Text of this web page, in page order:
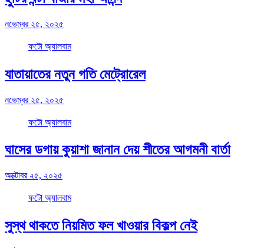
নভেম্বর ২৫, ২০২৫
ফটো অ্যালবাম
যাতায়াতের নতুন গতি মেট্রোরেল
নভেম্বর ২৫, ২০২৫
ফটো অ্যালবাম
ঘাসের ডগায় কুয়াশা জানান দেয় শীতের আগমনী বার্তা
অক্টোবর ২৫, ২০২৫
ফটো অ্যালবাম
সুস্থ থাকতে নিয়মিত ফল খাওয়ার বিকল্প নেই